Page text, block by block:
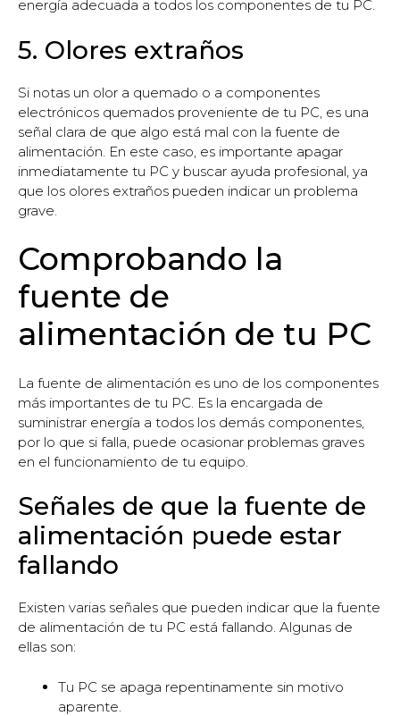
energía adecuada a todos los componentes de tu PC.
5. Olores extraños
Si notas un olor a quemado o a componentes
electrónicos quemados proveniente de tu PC, es una
señal clara de que algo está mal con la fuente de
alimentación. En este caso, es importante apagar
inmediatamente tu PC y buscar ayuda profesional, ya
que los olores extraños pueden indicar un problema
grave.
Comprobando la
fuente de
alimentación de tu PC
La fuente de alimentación es uno de los componentes
más importantes de tu PC. Es la encargada de
suministrar energía a todos los demás componentes,
por lo que si falla, puede ocasionar problemas graves
en el funcionamiento de tu equipo.
Señales de que la fuente de
alimentación puede estar
fallando
Existen varias señales que pueden indicar que la fuente
de alimentación de tu PC está fallando. Algunas de
ellas son:
Tu PC se apaga repentinamente sin motivo
aparente.